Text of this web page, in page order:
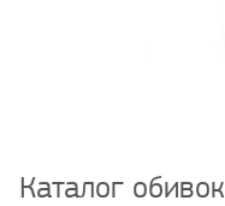
Каталог обивок